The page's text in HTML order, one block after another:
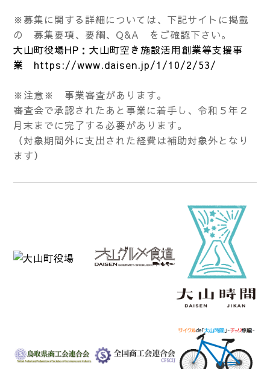
※募集に関する詳細については、下記サイトに掲載
の 募集要項、要綱、Q&A をご確認下さい。
大山町役場HP：大山町空き施設活用創業等支援事
業 https://www.daisen.jp/1/10/2/53/
※注意※ 事業審査があります。
審査会で承認されたあと事業に着手し、令和５年２
月末までに完了する必要があります。
（対象期間外に支出された経費は補助対象外となり
ます）